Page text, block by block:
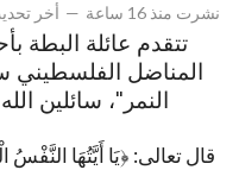
نشرت منذ 16 ساعة — أخر
تتقدم عائلة البطة
المناضل الفلسطيني
النمر"، سائلين